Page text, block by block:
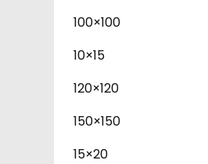
100×100
10×15
120×120
150×150
15×20